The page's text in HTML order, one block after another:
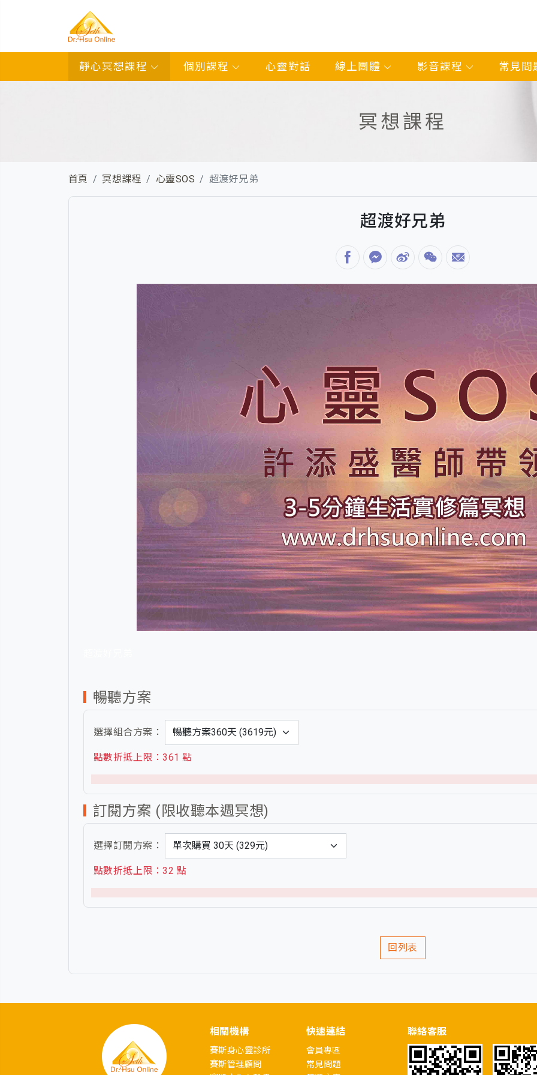
靜心冥想課程 個別課程 心靈對話 線上團體 影音課程 常見問
冥想課程
首頁 冥想課程 心靈SOS 超渡好兄弟
超渡好兄弟
暢聽方案
選擇組合方案：
點數折抵上限：361 點
訂閱方案 (限收聽本週冥想)
選擇訂閱方案：
點數折抵上限：32 點
回列表
相關機構
賽斯身心靈診所
賽斯管理顧問
快速連結
會員專區
常見問題
聯絡客服